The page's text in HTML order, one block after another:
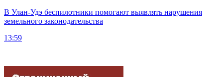
В Улан-Удэ беспилотники помогают выявлять нарушения
земельного законодательства
13:59